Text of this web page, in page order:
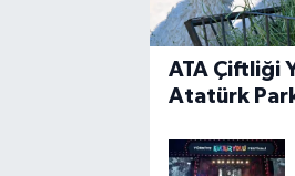
ATA Çiftliği
Atatürk